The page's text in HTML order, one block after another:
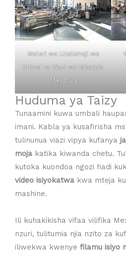
Mstari wa Uzalishaji wa
Chipsi za Viazi wa Misaada
Mikubwa
Huduma ya Taizy
Tunaamini kuwa umbali
imani. Kabla ya kusafirisha
tulinunua viazi vipya kufanya
moja katika kiwanda chetu.
kutoka kuondoa ngozi hadi
video isiyokatwa kwa mteja
mashine.
Ili kuhakikisha vifaa vilifika
nzuri, tulitumia njia nzito za
iliwekwa kwenye filamu isiyo